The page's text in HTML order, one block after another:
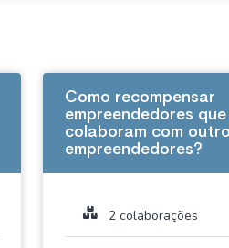
Como recompensar
empreendedores que
colaboram com
empreendedores?
2 colaborações